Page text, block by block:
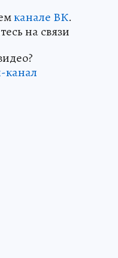
канале ВК.
на связи
канал